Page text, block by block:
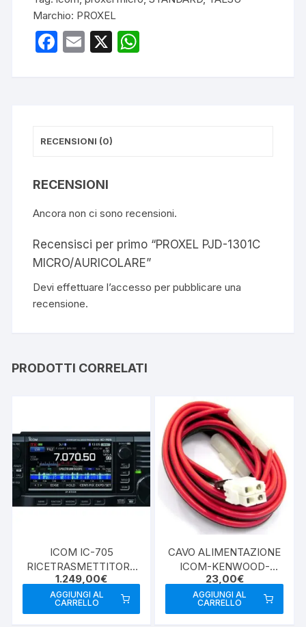
Marchio: PROXEL
F
o
k
E
X
RECENSIONI (0)
RECENSIONI
Ancora non ci sono recensioni.
Recensisci per primo “PROXEL PJD-1301C
MICRO/AURICOLARE”
Devieffettuare l’accesso per pubblicare una
recensione.
PRODOTTI CORRELATI
ICOM IC-705
RICETRASMETTITORE
SDR MULTIBANDA
1.249,00€
AGGIUNGI AL
CARRELLO
CAVO ALIMENTAZIONE
ICOM-KENWOOD-
YAESU 4PIN
23,00€
AGGIUNGI AL
CARRELLO